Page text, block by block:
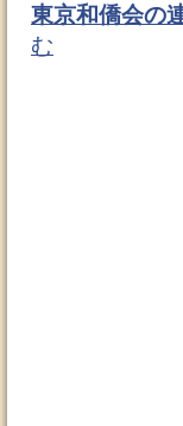
東京和僑会の
む